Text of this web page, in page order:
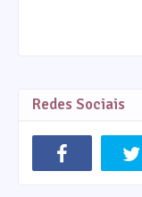
Redes Sociais